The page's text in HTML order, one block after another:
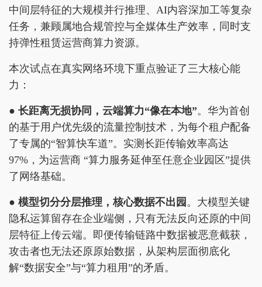
中间层特征的大规模并行推理、AI内容深加工等复杂
任务，兼顾属地合规管控与全媒体生产效率，同时支
持弹性租赁运营商算力资源。
本次试点在真实网络环境下重点验证了三大核心能
力：
● 长距离无损协同， 云端算力“像在本地”。华为首创
的基于用户优先级的流量控制技术，为每个租户配备
了专属的“智算快车道”。实测长距传输效率高达
97%，为运营商 “算力服务延伸至任意企业园区”提供
了网络基础。
● 模型切分分层推理 ，核心数据不出园 。大模型关键
隐私运算留存在企业端侧，只有无法反向还原的中间
层特征上传云端。即便传输链路中数据被恶意截获，
攻击者也无法还原原始数据，从架构层面彻底化
解“数据安全”与“算力租用”的矛盾。